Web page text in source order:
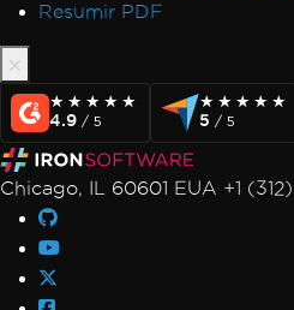
Resumir PDF
★★★★★
★★★★★
4.9 / 5
★★★★★
★★★★★
5 / 5
Chicago, IL 60601 EUA +1